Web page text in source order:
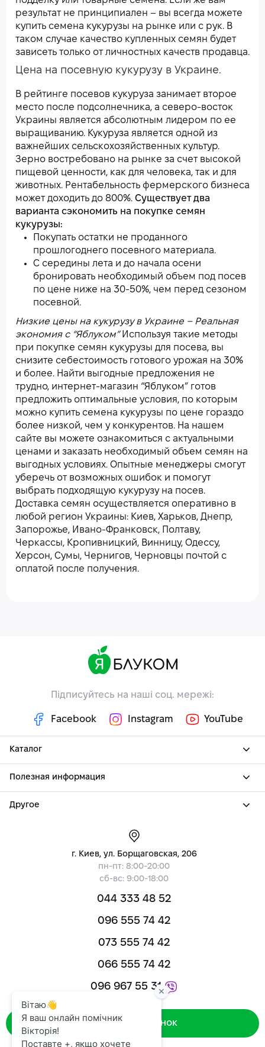
результат не принципиален – вы всегда можете
купить семена кукурузы на рынке или с рук. В
таком случае качество купленных семян будет
зависеть только от личностных качеств продавца.
Цена на посевную кукурузу в Украине.
В рейтинге посевов кукуруза занимает второе
место после подсолнечника, а северо-восток
Украины является абсолютным лидером по ее
выращиванию. Кукуруза является одной из
важнейших сельскохозяйственных культур.
Зерно востребовано на рынке за счет высокой
пищевой ценности, как для человека, так и для
животных. Рентабельность фермерского бизнеса
может доходить до 800%. Существует два
варианта сэкономить на покупке семян
кукурузы:
Покупать остатки не проданного
прошлогоднего посевного материала.
С середины лета и до начала осени
бронировать необходимый объем под посев
по цене ниже на 30-50%, чем перед сезоном
посевной.
Низкие цены на кукурузу в Украине – Реальная
экономия с “Яблуком”Используя такие методы
при покупке семян кукурузы для посева, вы
снизите себестоимость готового урожая на 30%
и более. Найти выгодные предложения не
трудно, интернет-магазин “Яблуком” готов
предложить оптимальные условия, по которым
можно купить семена кукурузы по цене гораздо
более низкой, чем у конкурентов. На нашем
сайте вы можете ознакомиться с актуальными
ценами и заказать необходимый объем семян на
выгодных условиях. Опытные менеджеры смогут
уберечь от возможных ошибок и помогут
выбрать подходящую кукурузу на посев.
Доставка семян осуществляется оперативно в
любой регион Украины: Киев, Харьков, Днепр,
Запорожье, Ивано-Франковск, Полтаву,
Черкассы, Кропивницкий, Винницу, Одессу,
Херсон, Сумы, Чернигов, Черновцы почтой с
оплатой после получения.
Підписуйтесь на наші соц. мережі:
Facebook Instagram YouTube
Каталог
Полезная информация
Другое
г. Киев, ул. Борщаговская, 206
пн-пт: 8:00-20:00
сб-вс: 9:00-18:00
044 333 48 52
096 555 74 42
073 555 74 42
066 555 74 42
096 967 55 31
Зворотний дзвінок